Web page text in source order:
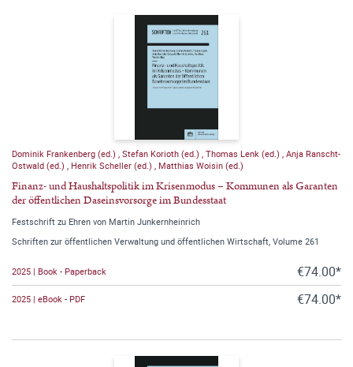
Dominik Frankenberg (ed.) Stefan Korioth (ed.) Thomas Lenk (ed.) Anja Ranscht-
Ostwald (ed.)
Henrik Scheller (ed.) Matthias Woisin (ed.)
Finanz- und Haushaltspolitik im Krisenmodus – Kommunen als Garanten
der öffentlichen Daseinsvorsorge im Bundesstaat
Festschrift zu Ehren von Martin Junkernheinrich
Schriften zur öffentlichen Verwaltung und öffentlichen Wirtschaft, Volume 261
2025 | Book - Paperback €74.00*
2025 | eBook - PDF €74.00*